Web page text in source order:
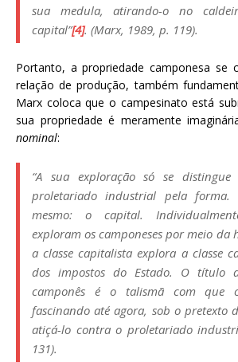
sua medula, atirando-o no
capital”[4]. (Marx, 1989, p. 119).
Portanto, a propriedade camponesa se
relação de produção, também
Marx coloca que o campesinato está
sua propriedade é meramente
nominal:
“A sua exploração só se
proletariado industrial pela
mesmo: o capital.
exploram os camponeses por meio da
a classe capitalista explora a classe
dos impostos do Estado. O título
camponês é o talismã com que
fascinando até agora, sob o pretexto
atiçá-lo contra o proletariado
131).